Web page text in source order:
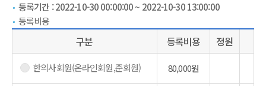
등록기간 :2022-10-30 00:00:00~ 2022-10-30 13:00:00
등록비용
구분 등록비용 정원
한의사회원(온라인회원,준회원) 80,000원